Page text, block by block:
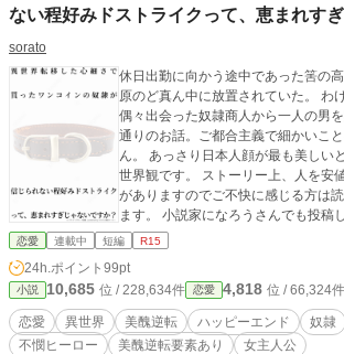
ない程好みドストライクって、恵まれす
sorato
休日出勤に向かう途中であった筈の
原のど真ん中に放置されていた。 わ
偶々出会った奴隷商人から一人の男を購入す
通りのお話。ご都合主義で細かいこ
ん。 あっさり日本人顔が最も美しい
世界観です。 ストーリー上、人を安値で売り買いする場面等
がありますのでご不快に感じる方は
ます。 小説家になろうさんでも投稿しています。ゆっくり更
新です。
恋愛 連載中 短編 R15
24h.ポイント 99pt
小説 10,685 位 / 228,634件 恋愛 4,818 位 / 66,324件
恋愛 異世界 美醜逆転 ハッピーエンド 奴隷
不憫ヒーロー
美醜逆転要素あり 女主人公